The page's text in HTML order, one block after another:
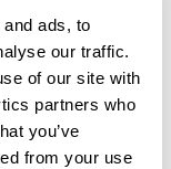
ads, to
our traffic.
of our site with
partners who
you’ve
from your use
m
m